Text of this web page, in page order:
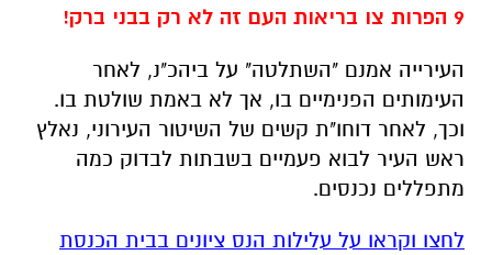
9 הפרות צו בריאות העם זה לא רק בבני ברק!
העירייה אמנם "השתלטה" על ביהכ"נ, לאחר
העימותים הפנימיים בו, אך לא באמת שולטת בו.
וכך, לאחר דוחו"ת קשים של השיטור העירוני, נאלץ
ראש העיר לבוא פעמיים בשבתות לבדוק כמה
מתפללים נכנסים.
לחצו וקראו על עלילות הנס ציונים בבית הכנסת